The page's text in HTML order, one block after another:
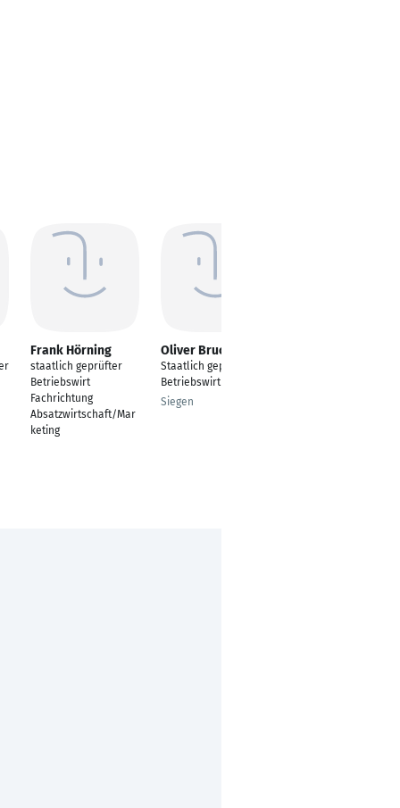
Frank Hörning
staatlich geprüfter
Betriebswirt
Fachrichtung
Absatzwirtschaft/Mar
keting
Oliver Bruch
Staatlich geprüfter
Betriebswirt
Siegen